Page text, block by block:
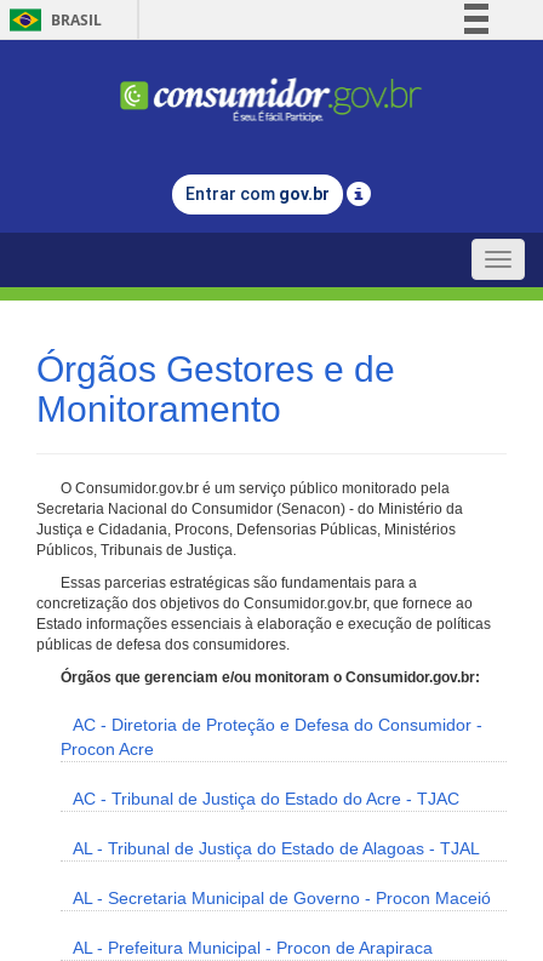
BRASIL
Comunica BR
Legislação
Entrar com gov.br
Toggle
Órgãos Gestores e de
Monitoramento
O Consumidor.gov.br é um serviço público monitorado pela
Secretaria Nacional do Consumidor (Senacon) - do Ministério da
Justiça e Cidadania, Procons, Defensorias Públicas, Ministérios
Públicos, Tribunais de Justiça.
Essas parcerias estratégicas são fundamentais para a
concretização dos objetivos do Consumidor.gov.br, que fornece ao
Estado informações essenciais à elaboração e execução de políticas
públicas de defesa dos consumidores.
Órgãos que gerenciam e/ou monitoram o Consumidor.gov.br:
AC - Diretoria de Proteção e Defesa do Consumidor -
Procon Acre
AC - Tribunal de Justiça do Estado do Acre - TJAC
AL - Tribunal de Justiça do Estado de Alagoas - TJAL
AL - Secretaria Municipal de Governo - Procon Maceió
AL - Prefeitura Municipal - Procon de Arapiraca